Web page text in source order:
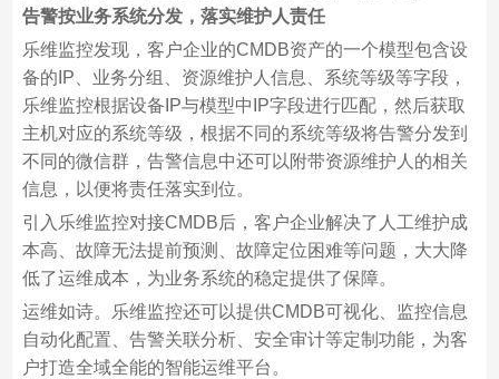
告警按业务系统分发，落实维护人责任
乐维监控发现，客户企业的CMDB资产的一个模型包含设
备的IP、业务分组、资源维护人信息、系统等级等字段，
乐维监控根据设备IP与模型中IP字段进行匹配，然后获取
主机对应的系统等级，根据不同的系统等级将告警分发到
不同的微信群，告警信息中还可以附带资源维护人的相关
信息，以便将责任落实到位。
引入乐维监控对接CMDB后，客户企业解决了人工维护成
本高、故障无法提前预测、故障定位困难等问题，大大降
低了运维成本，为业务系统的稳定提供了保障。
运维如诗。乐维监控还可以提供CMDB可视化、监控信息
自动化配置、告警关联分析、安全审计等定制功能，为客
户打造全域全能的智能运维平台。